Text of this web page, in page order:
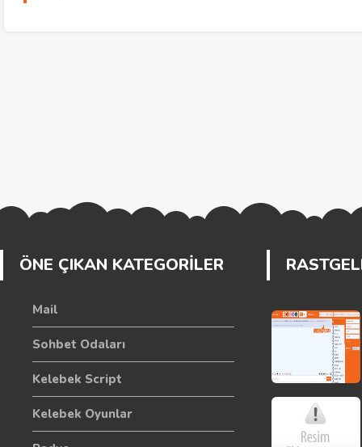
ÖNE ÇIKAN KATEGORİLER
Mail
Sohbet Odaları
Kelebek Script
Kelebek Oyunlar